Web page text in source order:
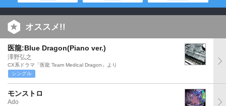
オススメ!!
医龍:Blue Dragon(Piano ver.)
澤野弘之
CX系ドラマ「医龍 Team Medical Dragon」より
シングル
モンストロ
Ado